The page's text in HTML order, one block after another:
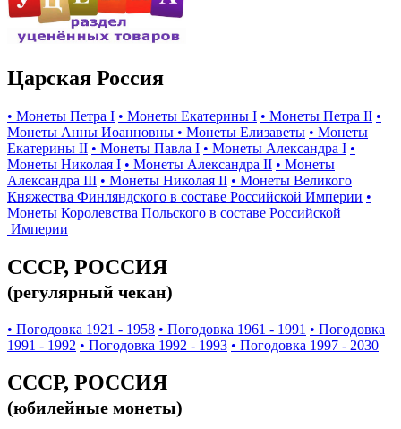
Царская Россия
• Монеты Петра I • Монеты Екатерины I • Монеты Петра II •
Монеты Анны Иоанновны • Монеты Елизаветы • Монеты
Екатерины II • Монеты Павла I • Монеты Александра I •
Монеты Николая I • Монеты Александра II • Монеты
Александра III • Монеты Николая II • Монеты Великого
Княжества Финляндского в составе Российской Империи •
Монеты Королевства Польского в составе Российской
Империи
СССР, РОССИЯ
(регулярный чекан)
• Погодовка 1921 - 1958 • Погодовка 1961 - 1991 • Погодовка
1991 - 1992 • Погодовка 1992 - 1993 • Погодовка 1997 - 2030
СССР, РОССИЯ
(юбилейные монеты)